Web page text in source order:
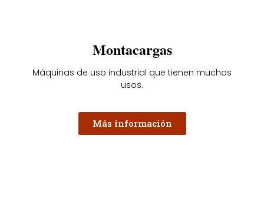
Montacargas
Máquinas de uso industrial que tienen muchos
usos.
Más información